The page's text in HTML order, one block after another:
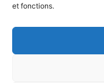
et fonctions.